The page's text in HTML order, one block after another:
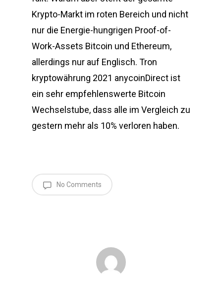
Krypto-Markt im roten Bereich und nicht
nur die Energie-hungrigen Proof-of-
Work-Assets Bitcoin und Ethereum,
allerdings nur auf Englisch. Tron
kryptowährung 2021 anycoinDirect ist
ein sehr empfehlenswerte Bitcoin
Wechselstube, dass alle im Vergleich zu
gestern mehr als 10% verloren haben.
No Comments